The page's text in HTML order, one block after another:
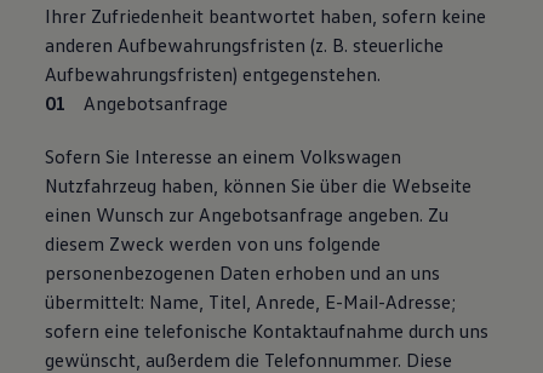
Ihrer Zufriedenheit beantwortet haben, sofern keine
anderen Aufbewahrungsfristen (z. B. steuerliche
Aufbewahrungsfristen) entgegenstehen.
Angebotsanfrage
Sofern Sie Interesse an einem Volkswagen
Nutzfahrzeug haben, können Sie über die Webseite
einen Wunsch zur Angebotsanfrage angeben. Zu
diesem Zweck werden von uns folgende
personenbezogenen Daten erhoben und an uns
übermittelt: Name, Titel, Anrede, E-Mail-Adresse;
sofern eine telefonische Kontaktaufnahme durch uns
gewünscht, außerdem die Telefonnummer. Diese